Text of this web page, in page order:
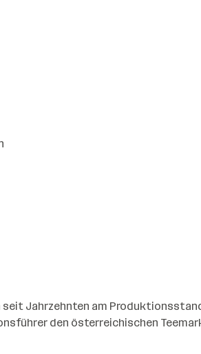
seit Jahrzehnten am
den österreichischen